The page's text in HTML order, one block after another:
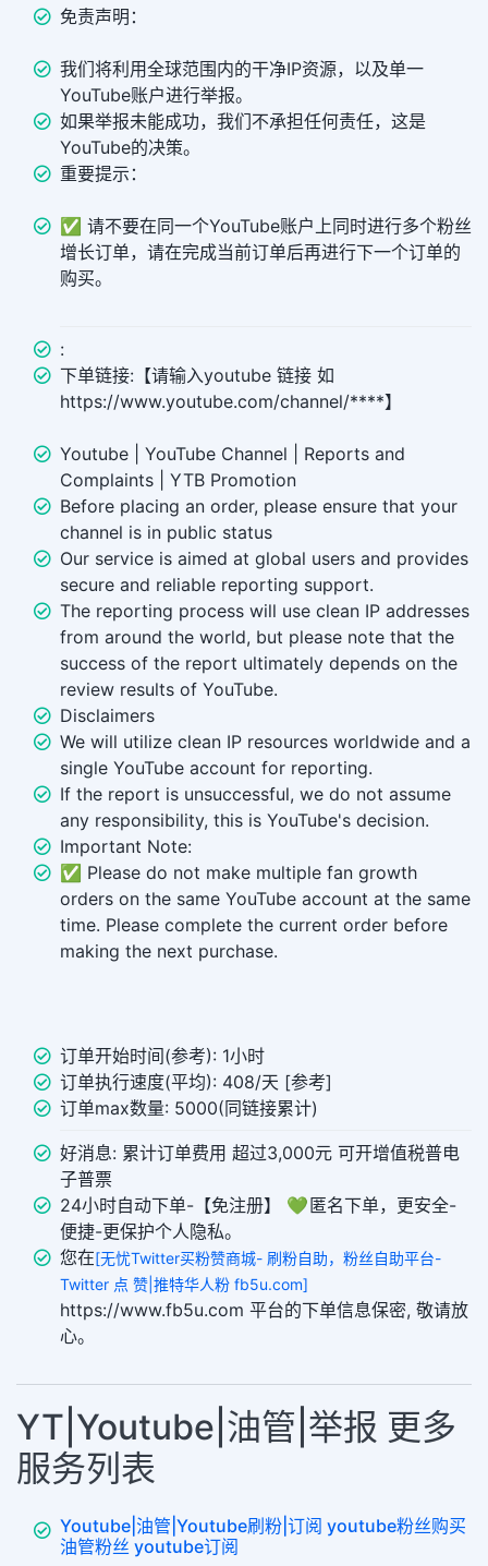
免责声明：
我们将利用全球范围内的干净IP资源，以及单一
YouTube账户进行举报。
如果举报未能成功，我们不承担任何责任，这是
YouTube的决策。
重要提示：
✅ 请不要在同一个YouTube账户上同时进行多个粉丝
增长订单，请在完成当前订单后再进行下一个订单的
购买。
:
下单链接:【请输入youtube 链接 如
https://www.youtube.com/channel/****】
Youtube | YouTube Channel | Reports and
Complaints | YTB Promotion
Before placing an order, please ensure that your
channel is in public status
Our service is aimed at global users and provides
secure and reliable reporting support.
The reporting process will use clean IP addresses
from around the world, but please note that the
success of the report ultimately depends on the
review results of YouTube.
Disclaimers
We will utilize clean IP resources worldwide and a
single YouTube account for reporting.
If the report is unsuccessful, we do not assume
any responsibility, this is YouTube's decision.
Important Note:
✅ Please do not make multiple fan growth
orders on the same YouTube account at the same
time. Please complete the current order before
making the next purchase.
订单开始时间(参考): 1小时
订单执行速度(平均): 408/天 [参考]
订单max数量: 5000(同链接累计)
好消息: 累计订单费用 超过3,000元 可开增值税普电
子普票
24小时自动下单-【免注册】 💚 匿名下单，更安全-
便捷-更保护个人隐私。
您在[无忧Twitter买粉赞商城- 刷粉自助，粉丝自助平台-
Twitter 点 赞|推特华人粉 fb5u.com]
https://www.fb5u.com 平台的下单信息保密, 敬请放
心。
YT|Youtube|油管|举报 更多
服务列表
Youtube|油管|Youtube刷粉|订阅 youtube粉丝购买
油管粉丝 youtube订阅